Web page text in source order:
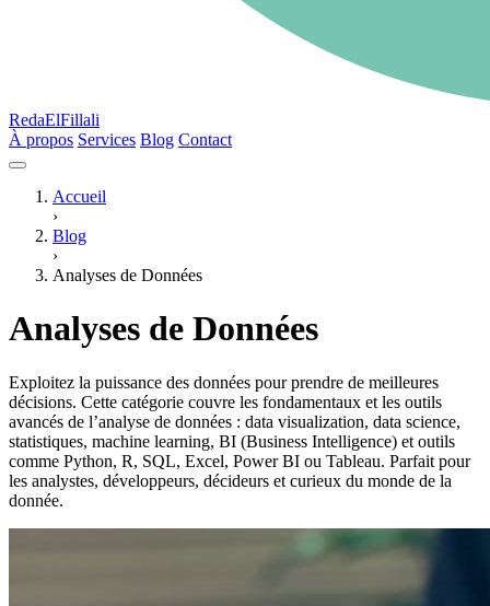
RedaElFillali
À propos Services Blog Contact
Accueil
›
Blog
›
Analyses de Données
Analyses de Données
Exploitez la puissance des données pour prendre de meilleures
décisions. Cette catégorie couvre les fondamentaux et les outils
avancés de l’analyse de données : data visualization, data science,
statistiques, machine learning, BI (Business Intelligence) et outils
comme Python, R, SQL, Excel, Power BI ou Tableau. Parfait pour
les analystes, développeurs, décideurs et curieux du monde de la
donnée.